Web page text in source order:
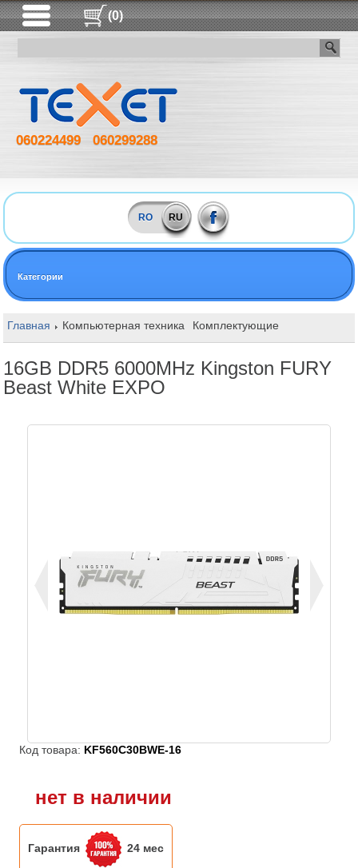
(0)
060224499 060299288
RO RU
Категории
Главная Компьютерная техника Комплектующие
16GB DDR5 6000MHz Kingston FURY
Beast White EXPO
Код товара: KF560C30BWE-16
нет в наличии
Гарантия 24 мес